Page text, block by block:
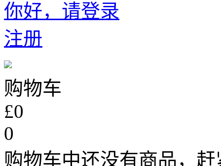
你好，请登录
注册
购物车
£0
0
购物车中还没有商品，